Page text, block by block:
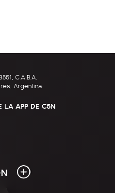
C.A.B.A.
Argentina
LA APP DE C5N